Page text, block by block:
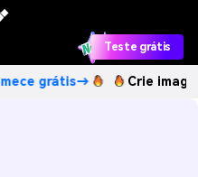
Teste grátis
Crie imagens com